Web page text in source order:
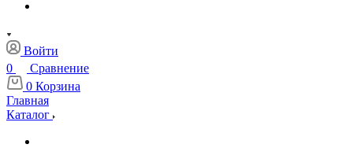
Войти
0
Сравнение
0 Корзина
Главная
Каталог